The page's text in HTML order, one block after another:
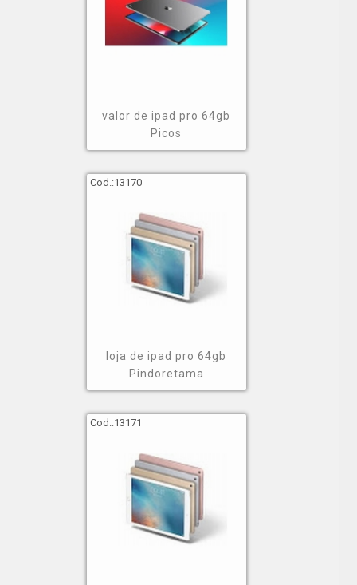
valor de ipad pro 64gb
Picos
Cod.:13170
loja de ipad pro 64gb
Pindoretama
Cod.:13171